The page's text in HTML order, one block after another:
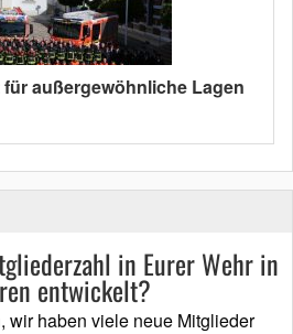
außergewöhnliche Lagen
in Eurer Wehr in
entwickelt?
wir haben viele neue Mitglieder